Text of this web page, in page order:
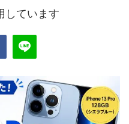
しています